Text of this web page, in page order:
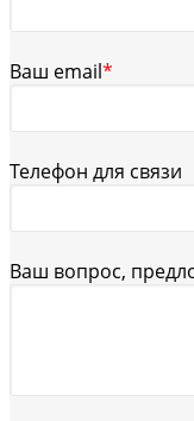
Ваш email*
Телефон для связи
Ваш вопрос,